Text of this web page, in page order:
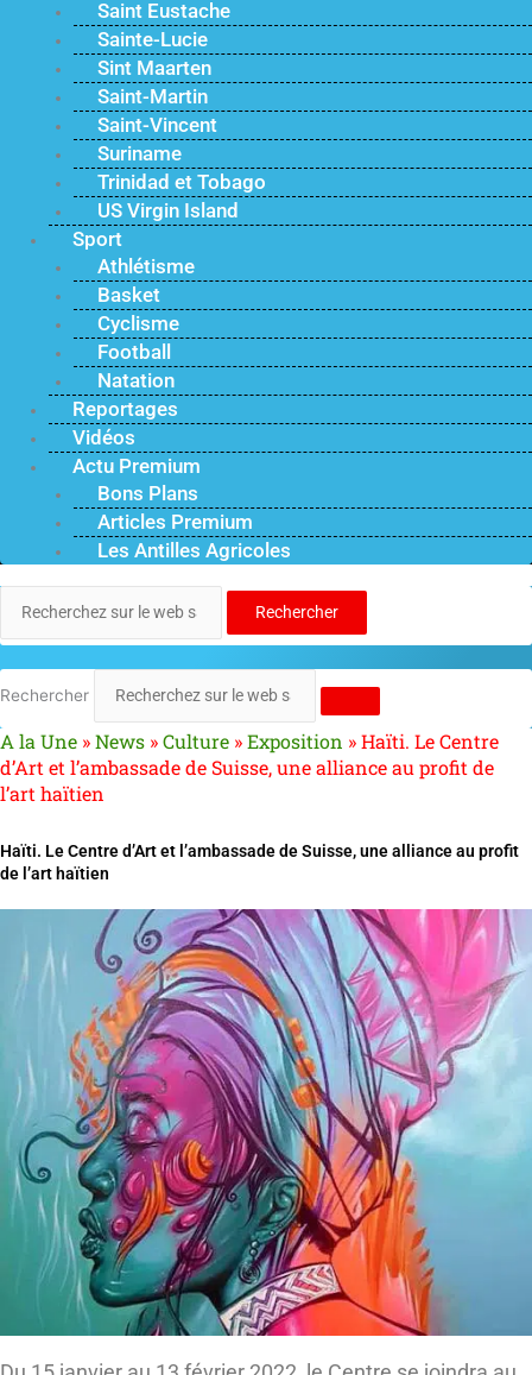
Saint Eustache
Sainte-Lucie
Sint Maarten
Saint-Martin
Saint-Vincent
Suriname
Trinidad et Tobago
US Virgin Island
Sport
Athlétisme
Basket
Cyclisme
Football
Natation
Reportages
Vidéos
Actu Premium
Bons Plans
Articles Premium
Les Antilles Agricoles
Rechercher
Rechercher
A la Une »News »Culture »Exposition »Haïti. Le Centre
d’Art et l’ambassade de Suisse, une alliance au profit de
l’art haïtien
Haïti. Le Centre d’Art et l’ambassade de Suisse, une alliance au profit
de l’art haïtien